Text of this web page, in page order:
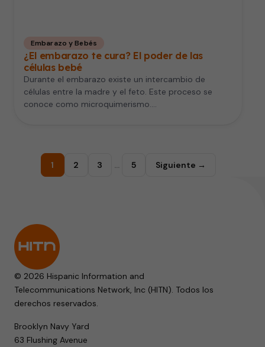
Embarazo y Bebés
¿El embarazo te cura? El poder de las
células bebé
Durante el embarazo existe un intercambio de
células entre la madre y el feto. Este proceso se
conoce como microquimerismo.…
1 2 3 … 5 Siguiente →
© 2026 Hispanic Information and
Telecommunications Network, Inc (HITN). Todos los
derechos reservados.
Brooklyn Navy Yard
63 Flushing Avenue